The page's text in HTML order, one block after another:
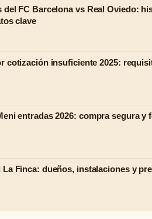
del FC Barcelona vs Real Oviedo:
clave
cotización insuficiente 2025:
entradas 2026: compra segura y
La Finca: dueños, instalaciones y